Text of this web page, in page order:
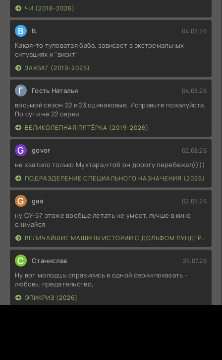
ЧИ (2018-2026)
В В. 04.08.26
Какая-то туповатая баба, зависает в экстремальных
ситуациях и "висит"
ЗАХВАТ (2019-2026)
Г Гость Наталья 04.08.26
восьмой сезон 22 и 23 одинаковые. Исправьте пожалуйста.
По сути не 22 серии
ВЕЛИКОЛЕПНАЯ ПЯТЁРКА (2019-2026)
G govor 02.08.26
не хватило только Мухтара,чтоб он дорогу перебежал))))
ПОДРАЗДЕЛЕНИЕ СПЕЦИАЛЬНОГО НАЗНАЧЕНИЯ (2026)
G gaa 02.08.26
ну СУ-57 этоже вообще летать не умеет, лучше в кино
снимайся
ВЕЛИЧАЙШИЕ МАШИНЫ ИСТОРИИ С ДОЛЬФОМ ЛУНДГРЕНОМ (2026)
С Станислав 25.07.26
Ну вот молодцы справились в одной серии показать -
любовь, предательство,
ЭПИКРИЗ (2026)